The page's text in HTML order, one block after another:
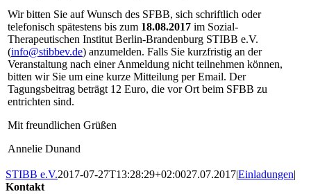
Wir bitten Sie auf Wunsch des SFBB, sich schriftlich oder
telefonisch spätestens bis zum 18.08.2017 im Sozial-
Therapeutischen Institut Berlin-Brandenburg STIBB e.V.
(info@stibbev.de) anzumelden. Falls Sie kurzfristig an der
Veranstaltung nach einer Anmeldung nicht teilnehmen können,
bitten wir Sie um eine kurze Mitteilung per Email. Der
Tagungsbeitrag beträgt 12 Euro, die vor Ort beim SFBB zu
entrichten sind.
Mit freundlichen Grüßen
Annelie Dunand
STIBB e.V.2017-07-27T13:28:29+02:0027.07.2017|Einladungen|
Kontakt